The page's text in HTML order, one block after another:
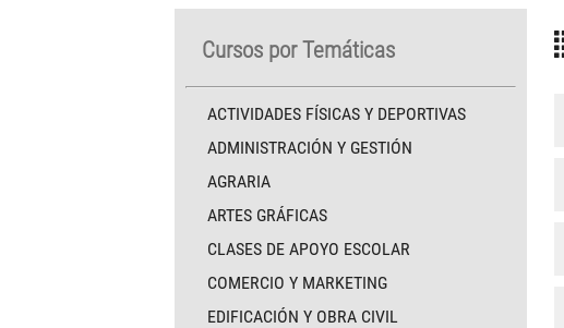
Cursos por Temáticas
ACTIVIDADES FÍSICAS Y DEPORTIVAS
ADMINISTRACIÓN Y GESTIÓN
AGRARIA
ARTES GRÁFICAS
CLASES DE APOYO ESCOLAR
COMERCIO Y MARKETING
EDIFICACIÓN Y OBRA CIVIL